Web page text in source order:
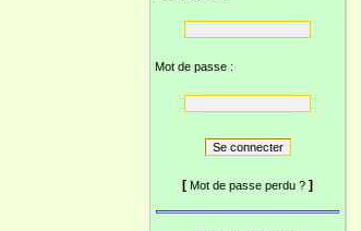
Mot de passe :
[ Mot de passe perdu ? ]